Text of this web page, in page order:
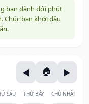
bạn dành đôi phút
Chúc bạn khởi đầu
SÁU THỨ BẢY CHỦ NHẬT